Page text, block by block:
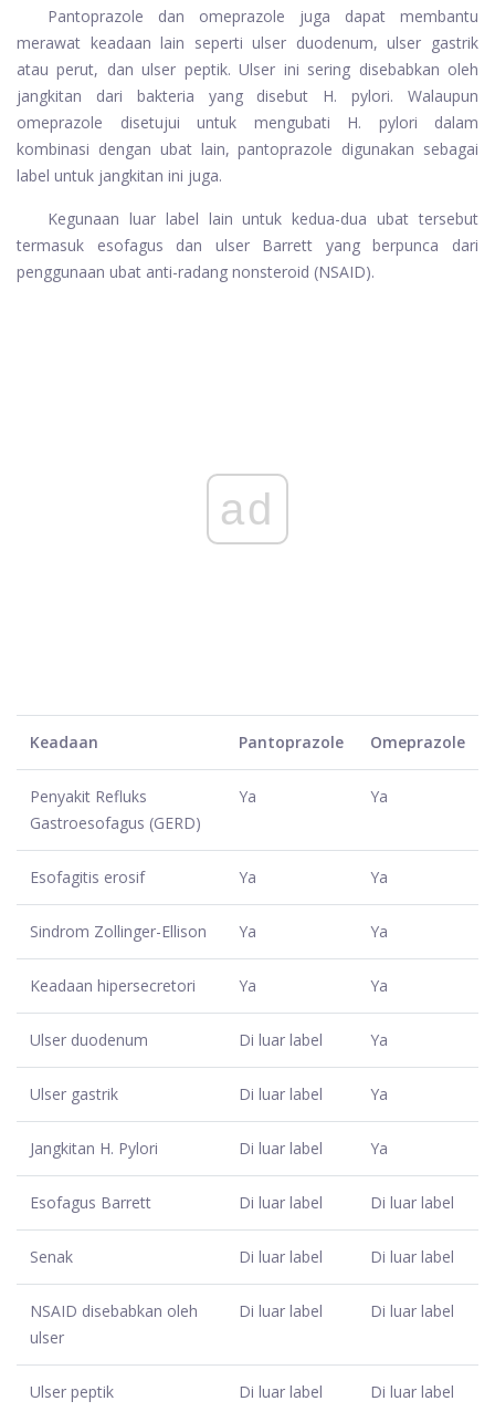
Pantoprazole dan omeprazole juga dapat membantu
merawat keadaan lain seperti ulser duodenum, ulser gastrik
atau perut, dan ulser peptik. Ulser ini sering disebabkan oleh
jangkitan dari bakteria yang disebut H. pylori. Walaupun
omeprazole disetujui untuk mengubati H. pylori dalam
kombinasi dengan ubat lain, pantoprazole digunakan sebagai
label untuk jangkitan ini juga.
Kegunaan luar label lain untuk kedua-dua ubat tersebut
termasuk esofagus dan ulser Barrett yang berpunca dari
penggunaan ubat anti-radang nonsteroid (NSAID).
ad
Keadaan Pantoprazole Omeprazole
Penyakit Refluks
Gastroesofagus (GERD)
Ya Ya
Esofagitis erosif Ya Ya
Sindrom Zollinger-Ellison Ya Ya
Keadaan hipersecretori Ya Ya
Ulser duodenum Di luar label Ya
Ulser gastrik Di luar label Ya
Jangkitan H. Pylori Di luar label Ya
Esofagus Barrett Di luar label Di luar label
Senak Di luar label Di luar label
NSAID disebabkan oleh
ulser
Di luar label Di luar label
Ulser peptik Di luar label Di luar label